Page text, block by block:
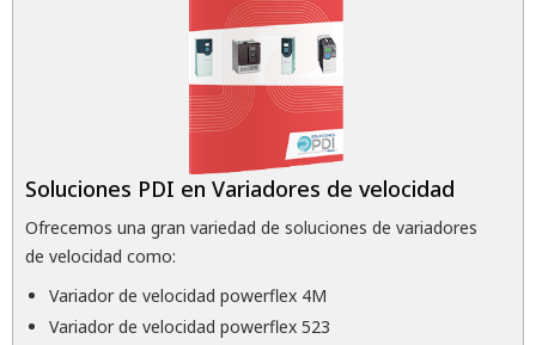
Soluciones PDI en Variadores de velocidad
Ofrecemos una gran variedad de soluciones de variadores
de velocidad como:
Variador de velocidad powerflex 4M
Variador de velocidad powerflex 523